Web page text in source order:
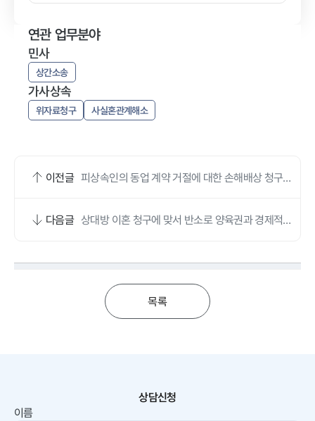
연관 업무분야
민사
상간소송
가사상속
위자료청구 사실혼관계해소
이전글 피상속인의 동업 계약 거절에 대한 손해배상 청구
다음글 상대방 이혼 청구에 맞서 반소로 양육권과 경제적
목록
상담신청
이름